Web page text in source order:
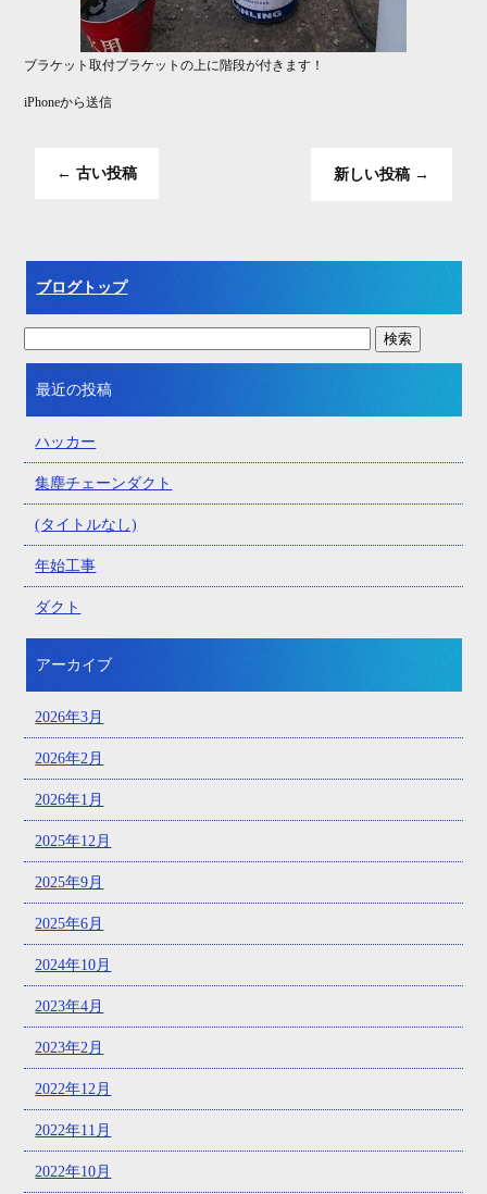
ブラケット取付ブラケットの上に階段が付きます！
iPhoneから送信
← 古い投稿 新しい投稿 →
ブログトップ
最近の投稿
ハッカー
集塵チェーンダクト
(タイトルなし)
年始工事
ダクト
アーカイブ
2026年3月
2026年2月
2026年1月
2025年12月
2025年9月
2025年6月
2024年10月
2023年4月
2023年2月
2022年12月
2022年11月
2022年10月